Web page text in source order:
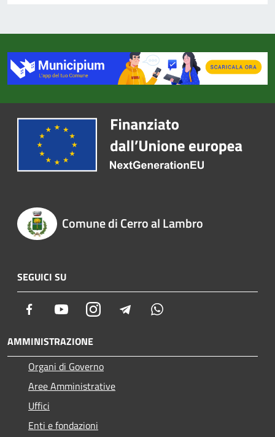
Comune di Cerro al Lambro
SEGUICI SU
Facebook YoutubeInstagram Telegram
AMMINISTRAZIONE
Organi di Governo
Aree Amministrative
Uffici
Enti e fondazioni